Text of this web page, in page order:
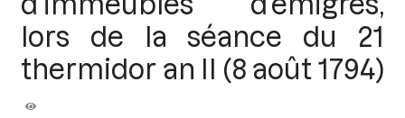
lors de la séance du 21
thermidor an II (8 août 1794)